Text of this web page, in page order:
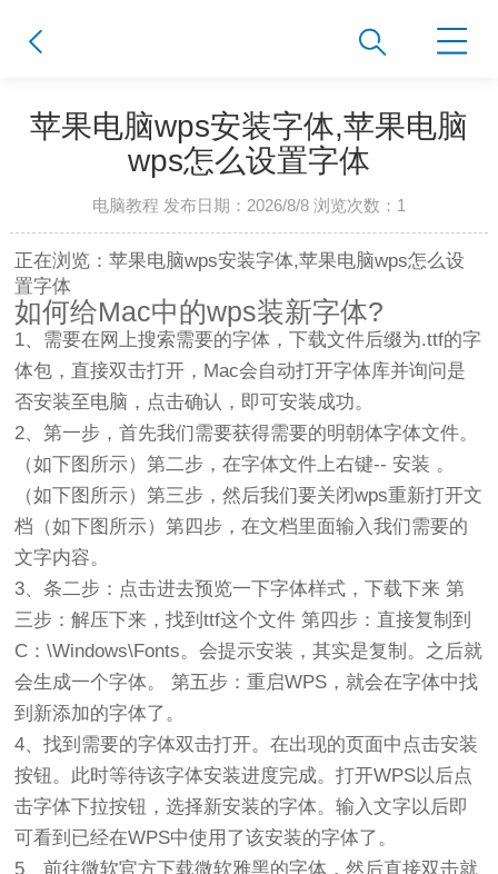
苹果电脑wps安装字体,苹果电脑
wps怎么设置字体
电脑教程 发布日期：2026/8/8 浏览次数： 1
正在浏览：苹果电脑wps安装字体,苹果电脑wps怎么设
置字体
如何给Mac中的wps装新字体?
1、需要在网上搜索需要的字体，下载文件后缀为.ttf的字
体包，直接双击打开，Mac会自动打开字体库并询问是
否安装至电脑，点击确认，即可安装成功。
2、第一步，首先我们需要获得需要的明朝体字体文件。
（如下图所示）第二步，在字体文件上右键-- 安装 。
（如下图所示）第三步，然后我们要关闭wps重新打开文
档（如下图所示）第四步，在文档里面输入我们需要的
文字内容。
3、条二步：点击进去预览一下字体样式，下载下来 第
三步：解压下来，找到ttf这个文件 第四步：直接复制到
C：\Windows\Fonts。会提示安装，其实是复制。之后就
会生成一个字体。 第五步：重启WPS，就会在字体中找
到新添加的字体了。
4、找到需要的字体双击打开。在出现的页面中点击安装
按钮。此时等待该字体安装进度完成。打开WPS以后点
击字体下拉按钮，选择新安装的字体。输入文字以后即
可看到已经在WPS中使用了该安装的字体了。
5、前往微软官方下载微软雅黑的字体，然后直接双击就